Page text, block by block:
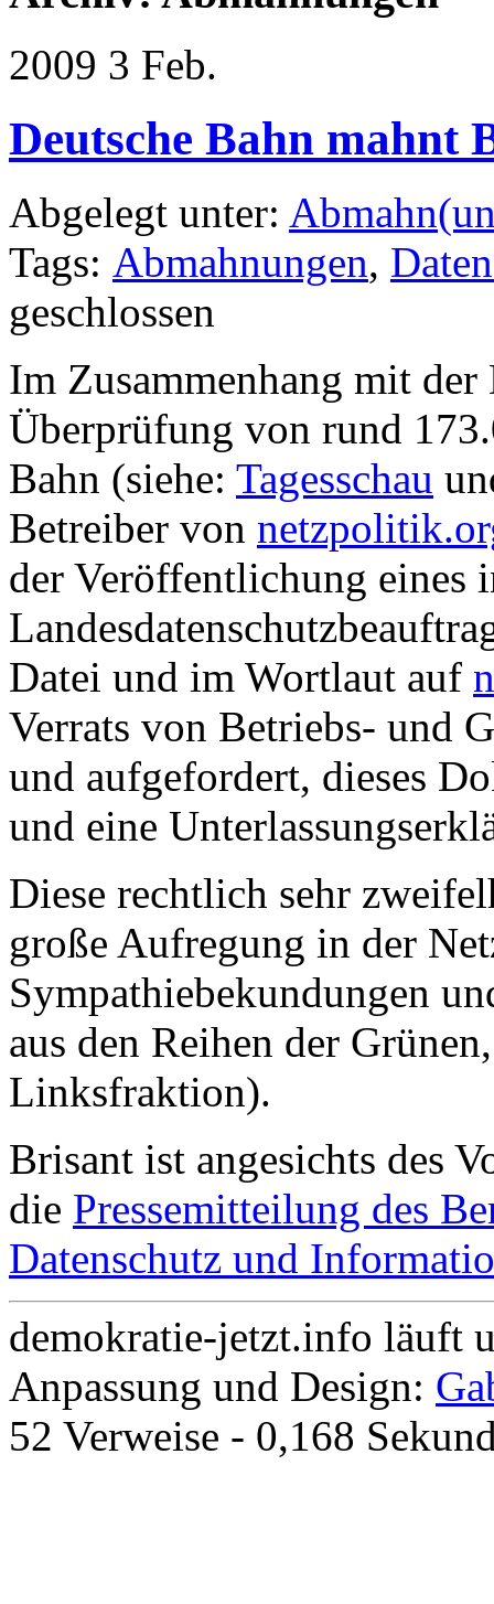
2009 3 Feb.
Deutsche Bahn mahnt
Abgelegt unter:
Tags: Abmahnungen,
geschlossen
Im Zusammenhang mit
Überprüfung von rund
Bahn (siehe: Tagesschau
Betreiber von
der Veröffentlichung eines
Datei und im Wortlaut auf
Verrats von Betriebs- und
und aufgefordert, dieses
und eine
Diese rechtlich sehr
große Aufregung in der
Sympathiebekundungen
aus den Reihen der
Linksfraktion).
Brisant ist angesichts des
die Pressemitteilung des
Datenschutz und
demokratie-jetzt.info läuft
Anpassung und Design:
52 Verweise - 0,168